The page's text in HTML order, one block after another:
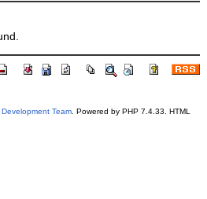
Development Team. Powered by PHP 7.4.33. HTML